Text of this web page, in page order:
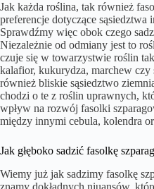
Jak każda roślina, tak również
preferencje dotyczące
Sprawdźmy więc obok czego
Niezależnie od odmiany jest to
czuje się w towarzystwie roślin
kalafior, kukurydza, marchew czy
również bliskie sąsiedztwo
chodzi o te z roślin uprawnych,
wpływ na rozwój fasolki
między innymi cebula, kolendra
Jak głęboko sadzić fasolkę
Wiemy już jak sadzimy fasolkę